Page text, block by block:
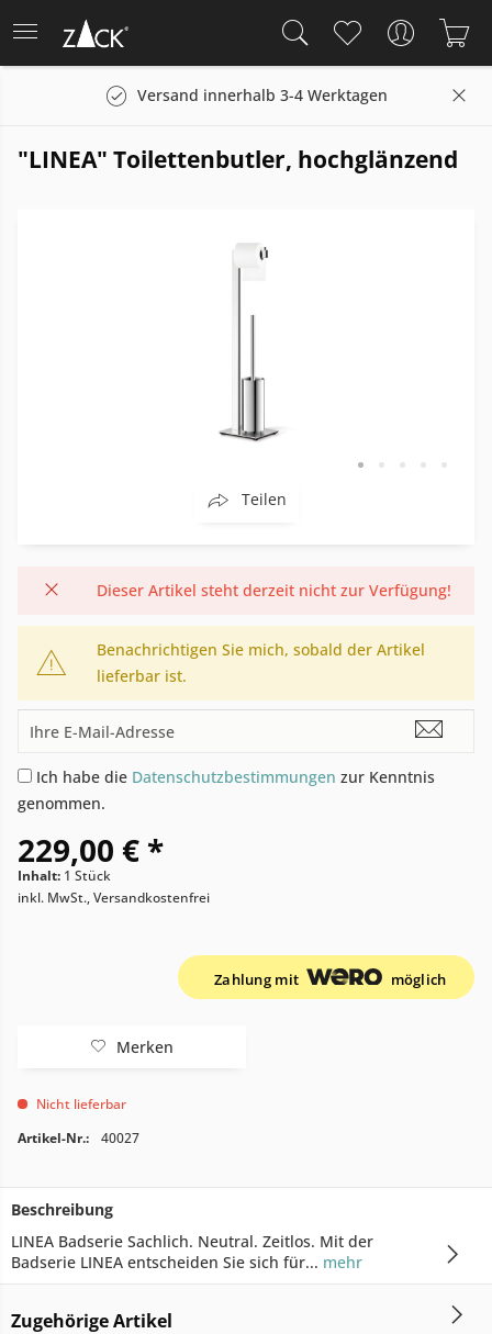
Versand innerhalb 3-4 Werktagen
"LINEA" Toilettenbutler, hochglänzend
Teilen
Dieser Artikel steht derzeit nicht zur Verfügung!
Benachrichtigen Sie mich, sobald der Artikel
lieferbar ist.
Ich habe die Datenschutzbestimmungen zur Kenntnis
genommen.
229,00 € *
Inhalt: 1 Stück
inkl. MwSt., Versandkostenfrei
Zahlung mit möglich
Merken
Nicht lieferbar
Artikel-Nr.:
40027
Beschreibung
LINEA Badserie Sachlich. Neutral. Zeitlos. Mit der
Badserie LINEA entscheiden Sie sich für... mehr
Zugehörige Artikel